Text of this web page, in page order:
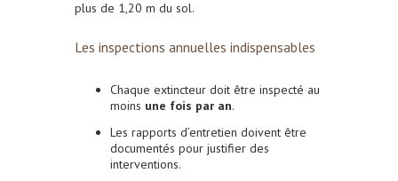
plus de 1,20 m du sol.
Les inspections annuelles indispensables
Chaque extincteur doit être inspecté au
moins une fois par an.
Les rapports d’entretien doivent être
documentés pour justifier des
interventions.